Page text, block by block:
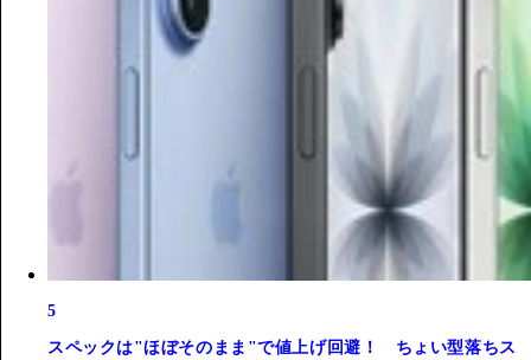
5
スペックは"ほぼそのまま"で値上げ回避！ ちょい型落ちス